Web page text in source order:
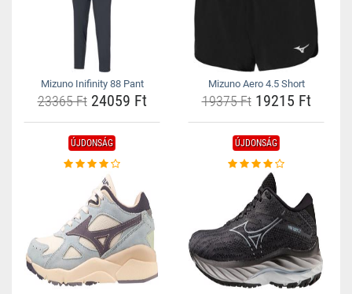
Mizuno Inifinity 88 Pant
23365 Ft24059 Ft
Mizuno Aero 4.5 Short
19375 Ft19215 Ft
ÚJDONSÁG ÚJDONSÁG